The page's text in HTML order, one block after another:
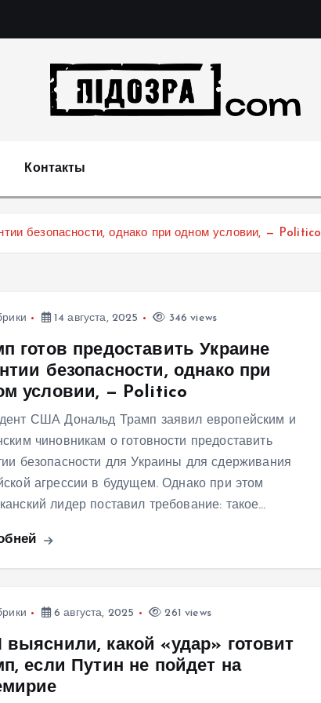
Контакты
безопасности, однако при одном условии, — Politico
14 августа, 2025 346 views
готов предоставить Украине
безопасности, однако при
условии, — Politico
США Дональд Трамп заявил европейским и
чиновникам о готовности предоставить
безопасности для Украины для сдерживания
агрессии в будущем. Однако при этом
лидер поставил требование: такое…
6 августа, 2025 261 views
какой «удар» готовит
если Путин не пойдет на